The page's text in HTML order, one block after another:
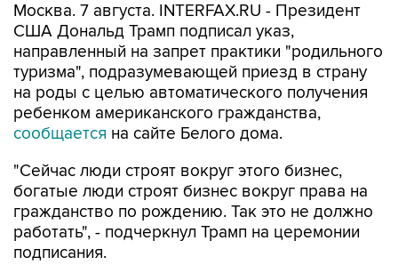
Москва. 7 августа. INTERFAX.RU - Президент
США Дональд Трамп подписал указ,
направленный на запрет практики "родильного
туризма", подразумевающей приезд в страну
на роды с целью автоматического получения
ребенком американского гражданства,
сообщается на сайте Белого дома.
"Сейчас люди строят вокруг этого бизнес,
богатые люди строят бизнес вокруг права на
гражданство по рождению. Так это не должно
работать", - подчеркнул Трамп на церемонии
подписания.